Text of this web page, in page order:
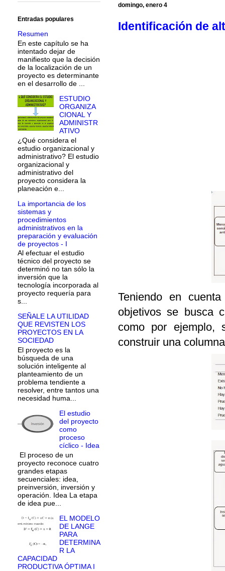
domingo, enero 4
Identificación de
Teniendo en
objetivos se busca
como por ejemplo,
construir una
Entradas populares
Resumen
En este capítulo se ha
intentado dejar de
manifiesto que la decisión
de la localización de un
proyecto es determinante
en el desarrollo de ...
ESTUDIO
ORGANIZA
CIONAL Y
ADMINISTR
ATIVO
¿Qué considera el
estudio organizacional y
administrativo? El estudio
organizacional y
administrativo del
proyecto considera la
planeación e...
La importancia de los
sistemas y
procedimientos
administrativos en la
preparación y evaluación
de proyectos - I
Al efectuar el estudio
técnico del proyecto se
determinó no tan sólo la
inversión que la
tecnología incorporada al
proyecto requería para
s...
SEÑALE LA UTILIDAD
QUE REVISTEN LOS
PROYECTOS EN LA
SOCIEDAD
El proyecto es la
búsqueda de una
solución inteligente al
planteamiento de un
problema tendiente a
resolver, entre tantos una
necesidad huma...
El estudio
del proyecto
como
proceso
cíclico - Idea
El proceso de un
proyecto reconoce cuatro
grandes etapas
secuenciales: idea,
preinversión, inversión y
operación. Idea La etapa
de idea pue...
EL MODELO
DE LANGE
PARA
DETERMINA
R LA
CAPACIDAD
PRODUCTIVA ÓPTIMA I